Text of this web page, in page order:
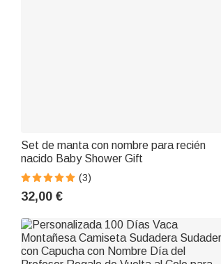
Set de manta con nombre para recién
nacido Baby Shower Gift
(3)
32,00 €